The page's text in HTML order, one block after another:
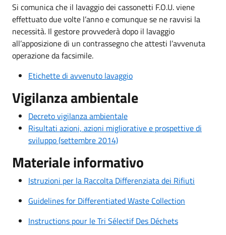
Si comunica che il lavaggio dei cassonetti F.O.U. viene
effettuato due volte l’anno e comunque se ne ravvisi la
necessità. Il gestore provvederà dopo il lavaggio
all’apposizione di un contrassegno che attesti l’avvenuta
operazione da facsimile.
Etichette di avvenuto lavaggio
Vigilanza ambientale
Decreto vigilanza ambientale
Risultati azioni, azioni migliorative e prospettive di
sviluppo (settembre 2014)
Materiale informativo
Istruzioni per la Raccolta Differenziata dei Rifiuti
Guidelines for Differentiated Waste Collection
Instructions pour le Tri Sélectif Des Déchets